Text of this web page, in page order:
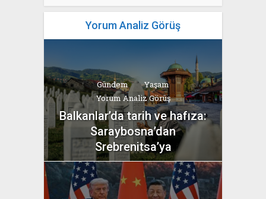
Yorum Analiz Görüş
Gündem
Yaşam
Yorum Analiz Görüş
Balkanlar’da tarih ve hafıza:
Saraybosna’dan
Srebrenitsa’ya
yazan
Bahri Ak